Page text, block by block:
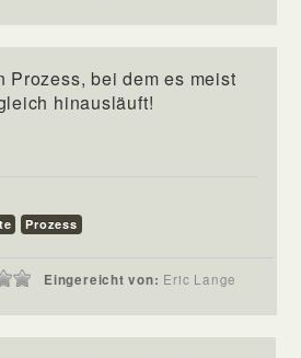
Prozess, bei dem es meist
hinausläuft!
Prozess
Eingereicht von: Eric Lange